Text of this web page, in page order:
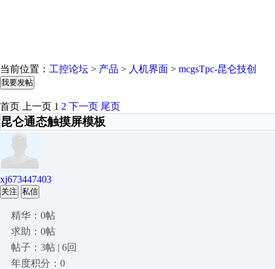
当前位置： 工控论坛 > 产品 > 人机界面 > mcgsTpc-昆仑技创
我要发帖
首页 上一页 1 2 下一页 尾页
昆仑通态触摸屏模板
xj673447403
关注 私信
精华：0帖
求助：0帖
帖子：3帖 | 6回
年度积分：0